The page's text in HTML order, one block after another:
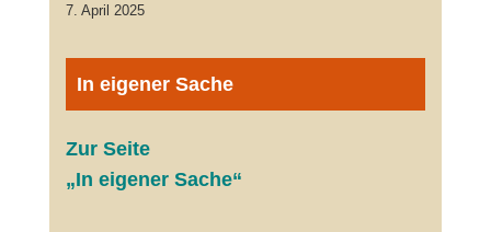
7. April 2025
In eigener Sache
Zur Seite
„In eigener Sache“